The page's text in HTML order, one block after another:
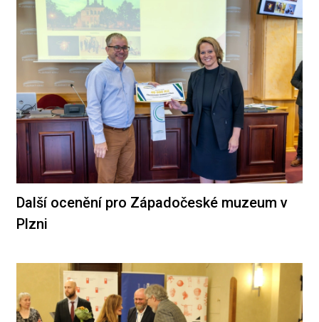
Další ocenění pro Západočeské muzeum v
Plzni